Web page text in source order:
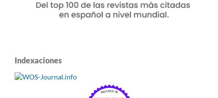
Indexaciones